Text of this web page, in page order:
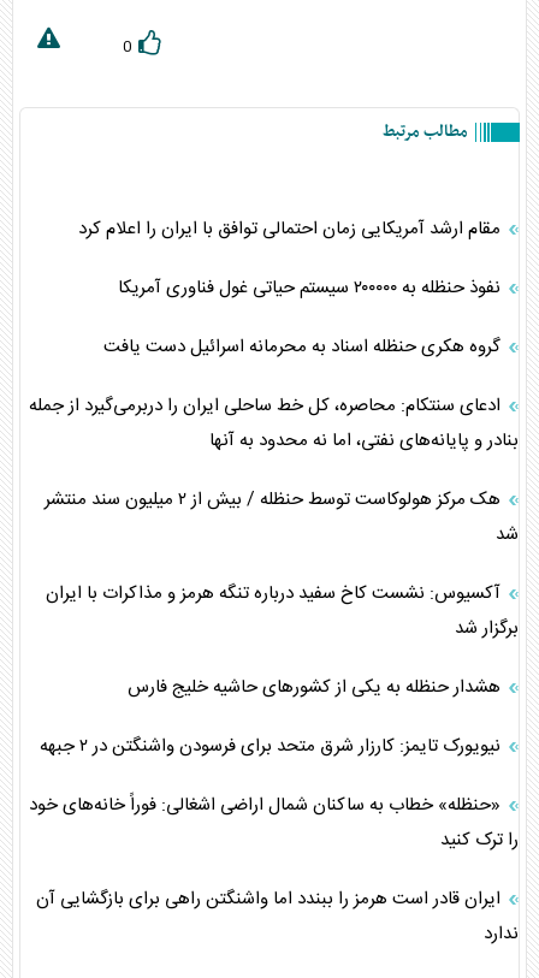
0
مطالب مرتبط
مقام ارشد آمریکایی زمان احتمالی توافق با ایران را اعلام کرد
نفوذ حنظله به ۲۰۰۰۰۰ سیستم حیاتی غول فناوری آمریکا
گروه هکری حنظله اسناد به محرمانه اسرائیل دست یافت
ادعای سنتکام: محاصره، کل خط ساحلی ایران را دربرمی‌گیرد از جمله
بنادر و پایانه‌های نفتی، اما نه محدود به آنها
هک مرکز هولوکاست توسط حنظله / بیش از ۲ میلیون سند منتشر
شد
آکسیوس: نشست کاخ سفید درباره تنگه هرمز و مذاکرات با ایران
برگزار شد
هشدار حنظله به یکی از کشورهای حاشیه خلیج فارس
نیویورک تایمز: کارزار شرق متحد برای فرسودن واشنگتن در ۲ جبهه
«حنظله» خطاب به ساکنان شمال اراضی اشغالی: فوراً خانه‌های خود
را ترک کنید
ایران قادر است هرمز را ببندد اما واشنگتن راهی برای بازگشایی آن
ندارد